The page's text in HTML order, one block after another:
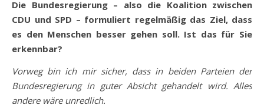
Die Bundesregierung – also die Koalition zwischen
CDU und SPD – formuliert regelmäßig das Ziel, dass
es den Menschen besser gehen soll. Ist das für Sie
erkennbar?
Vorweg bin ich mir sicher, dass in beiden Parteien der
Bundesregierung in guter Absicht gehandelt wird. Alles
andere wäre unredlich.